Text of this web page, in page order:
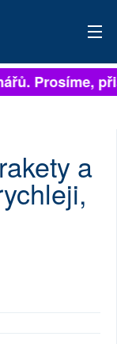
Prosíme,
a